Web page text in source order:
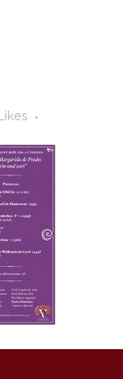
Likes